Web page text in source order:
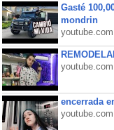
Gasté
mondrin
youtube.com
youtube.com
encerrada
youtube.com